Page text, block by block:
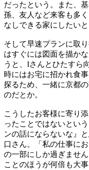
だったという。また、
孫、友人など来客も多
なしできる家にしたい
そして早速プランに取
はすぐには図面を描か
うと、Iさんとひたすら
時にはお宅に招かれ食
探るため、一緒に京都
のだとか。
こうしたお客様に寄り
ったことではないとい
ンの話にならないな』
口さん。「私の仕事に
の一部にしか過ぎませ
ことのほうが何倍も大